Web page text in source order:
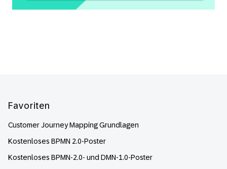
Favoriten
Customer Journey Mapping Grundlagen
Kostenloses BPMN 2.0-Poster
Kostenloses BPMN-2.0- und DMN-1.0-Poster